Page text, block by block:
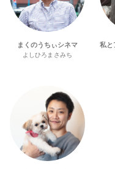
まくのうちぃシネマ
よしひろまさみち
私と